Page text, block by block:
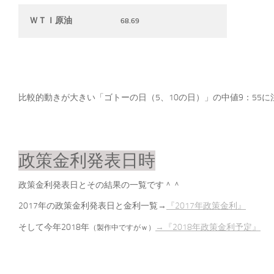
ＷＴＩ原油 68.69
比較的動きが大きい「ゴトーの日（5、10の日）」の中値9：55に
政策金利発表日時
政策金利発表日とその結果の一覧です＾＾
2017年の政策金利発表日と金利一覧→ 『2017年政策金利』
そして今年2018年 （製作中ですがｗ） →『2018年政策金利予定』